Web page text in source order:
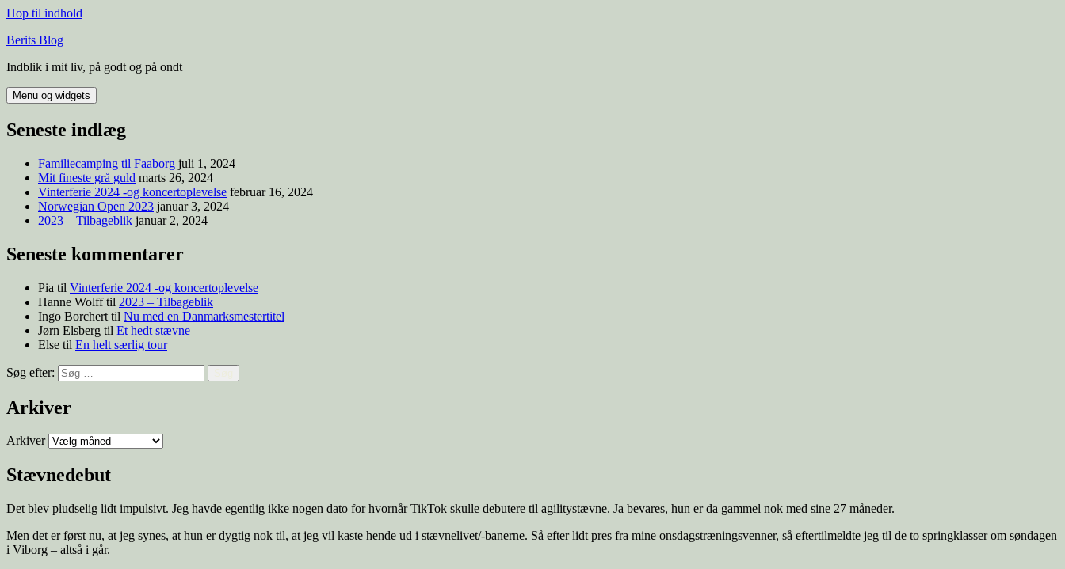
Hop til indhold
Berits Blog
Indblik i mit liv, på godt og på ondt
Menu og widgets
Seneste indlæg
Familiecamping til Faaborg juli 1, 2024
Mit fineste grå guld marts 26, 2024
Vinterferie 2024 -og koncertoplevelse februar 16, 2024
Norwegian Open 2023 januar 3, 2024
2023 – Tilbageblik januar 2, 2024
Seneste kommentarer
Pia til Vinterferie 2024 -og koncertoplevelse
Hanne Wolfftil 2023 – Tilbageblik
Ingo Borchert til Nu med en Danmarksmestertitel
Jørn Elsberg til Et hedt stævne
Else til En helt særlig tour
Søg efter:
Arkiver
Arkiver
Stævnedebut
Det blev pludselig lidt impulsivt. Jeg havde egentlig ikke nogen dato for hvornår TikTok skulle debutere til agilitystævne. Ja bevares, hun er da gammel nok med sine 27 måneder.
Men det er først nu, at jeg synes, at hun er dygtig nok til, at jeg vil kaste hende ud i stævnelivet/-banerne. Så efter lidt pres fra mine onsdagstræningsvenner, så eftertilmeldte jeg til de to springklasser om søndagen
i Viborg – altså i går.